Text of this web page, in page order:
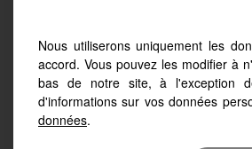
Afin de vous offrir un
votre smartphone, notre
d'écrans
Nous utiliserons uniquement les
accord. Vous pouvez les modifier à
bas de notre site, à l'exception
d'informations sur vos données
données.